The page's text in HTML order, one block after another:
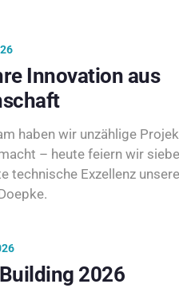
Innovation aus
haben wir unzählige
– heute feiern wir
technische Exzellenz
2026